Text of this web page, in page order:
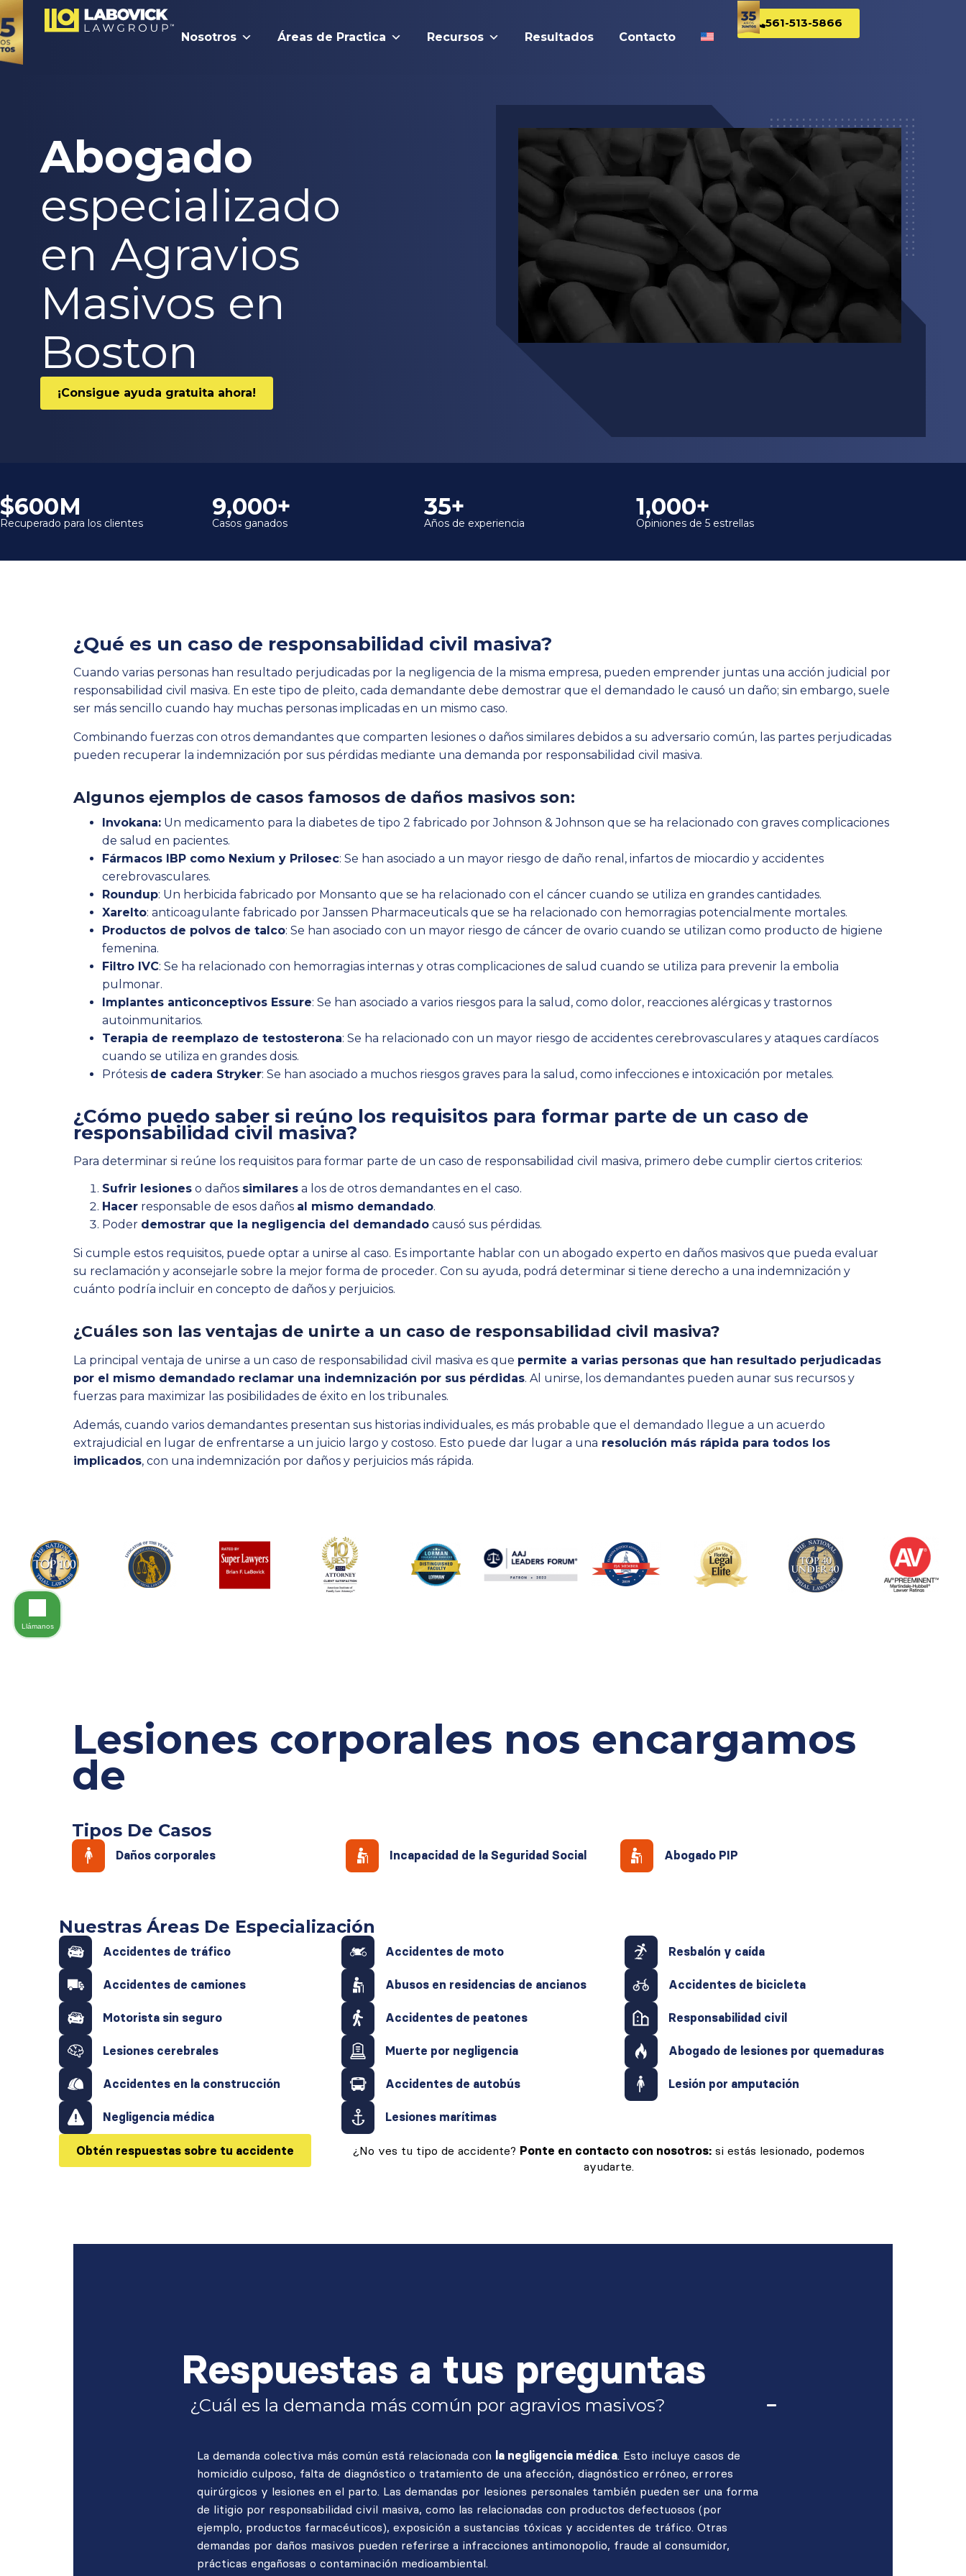
Nosotros Áreas de Practica Recursos Resultados Contacto
561-513-5866
Abogado
especializado
en Agravios
Masivos en
Boston
¡Consigue ayuda gratuita ahora!
$600M
Recuperado para los clientes
9,000+
Casos ganados
35+
Años de experiencia
1,000+
Opiniones de 5 estrellas
¿Qué es un caso de responsabilidad civil masiva?
Cuando varias personas han resultado perjudicadas por la negligencia de la misma empresa, pueden emprender juntas una acción judicial por
responsabilidad civil masiva. En este tipo de pleito, cada demandante debe demostrar que el demandado le causó un daño; sin embargo, suele
ser más sencillo cuando hay muchas personas implicadas en un mismo caso.
Combinando fuerzas con otros demandantes que comparten lesiones o daños similares debidos a su adversario común, las partes perjudicadas
pueden recuperar la indemnización por sus pérdidas mediante una demanda por responsabilidad civil masiva.
Algunos ejemplos de casos famosos de daños masivos son:
Invokana: Un medicamento para la diabetes de tipo 2 fabricado por Johnson & Johnson que se ha relacionado con graves complicaciones
de salud en pacientes.
Fármacos IBP como Nexium y Prilosec: Se han asociado a un mayor riesgo de daño renal, infartos de miocardio y accidentes
cerebrovasculares.
Roundup: Un herbicida fabricado por Monsanto que se ha relacionado con el cáncer cuando se utiliza en grandes cantidades.
Xarelto: anticoagulante fabricado por Janssen Pharmaceuticals que se ha relacionado con hemorragias potencialmente mortales.
Productos de polvos de talco: Se han asociado con un mayor riesgo de cáncer de ovario cuando se utilizan como producto de higiene
femenina.
Filtro IVC: Se ha relacionado con hemorragias internas y otras complicaciones de salud cuando se utiliza para prevenir la embolia
pulmonar.
Implantes anticonceptivos Essure: Se han asociado a varios riesgos para la salud, como dolor, reacciones alérgicas y trastornos
autoinmunitarios.
Terapia de reemplazo de testosterona: Se ha relacionado con un mayor riesgo de accidentes cerebrovasculares y ataques cardíacos
cuando se utiliza en grandes dosis.
Prótesis de cadera Stryker: Se han asociado a muchos riesgos graves para la salud, como infecciones e intoxicación por metales.
¿Cómo puedo saber si reúno los requisitos para formar parte de un caso de
responsabilidad civil masiva?
Para determinar si reúne los requisitos para formar parte de un caso de responsabilidad civil masiva, primero debe cumplir ciertos criterios:
Sufrir lesiones o daños similares a los de otros demandantes en el caso.
Hacer responsable de esos daños al mismo demandado.
Poder demostrar que la negligencia del demandado causó sus pérdidas.
Si cumple estos requisitos, puede optar a unirse al caso. Es importante hablar con un abogado experto en daños masivos que pueda evaluar
su reclamación y aconsejarle sobre la mejor forma de proceder. Con su ayuda, podrá determinar si tiene derecho a una indemnización y
cuánto podría incluir en concepto de daños y perjuicios.
¿Cuáles son las ventajas de unirte a un caso de responsabilidad civil masiva?
La principal ventaja de unirse a un caso de responsabilidad civil masiva es que permite a varias personas que han resultado perjudicadas
por el mismo demandado reclamar una indemnización por sus pérdidas. Al unirse, los demandantes pueden aunar sus recursos y
fuerzas para maximizar las posibilidades de éxito en los tribunales.
Además, cuando varios demandantes presentan sus historias individuales, es más probable que el demandado llegue a un acuerdo
extrajudicial en lugar de enfrentarse a un juicio largo y costoso. Esto puede dar lugar a una resolución más rápida para todos los
implicados, con una indemnización por daños y perjuicios más rápida.
Lesiones corporales nos encargamos
de
Tipos De Casos
Daños corporales Incapacidad de la Seguridad Social Abogado PIP
Nuestras Áreas De Especialización
Accidentes de tráfico Accidentes de moto Resbalón y caída
Accidentes de camiones Abusos en residencias de ancianos Accidentes de bicicleta
Motorista sin seguro Accidentes de peatones Responsabilidad civil
Lesiones cerebrales Muerte por negligencia Abogado de lesiones por quemaduras
Accidentes en la construcción Accidentes de autobús Lesión por amputación
Negligencia médica Lesiones marítimas
Obtén respuestas sobre tu accidente ¿No ves tu tipo de accidente? Ponte en contacto con nosotros:si estás lesionado, podemos
ayudarte.
Respuestas a tus preguntas
¿Cuál es la demanda más común por agravios masivos?
La demanda colectiva más común está relacionada con la negligencia médica. Esto incluye casos de
homicidio culposo, falta de diagnóstico o tratamiento de una afección, diagnóstico erróneo, errores
quirúrgicos y lesiones en el parto. Las demandas por lesiones personales también pueden ser una forma
de litigio por responsabilidad civil masiva, como las relacionadas con productos defectuosos (por
ejemplo, productos farmacéuticos), exposición a sustancias tóxicas y accidentes de tráfico. Otras
demandas por daños masivos pueden referirse a infracciones antimonopolio, fraude al consumidor,
prácticas engañosas o contaminación medioambiental.
Llámanos